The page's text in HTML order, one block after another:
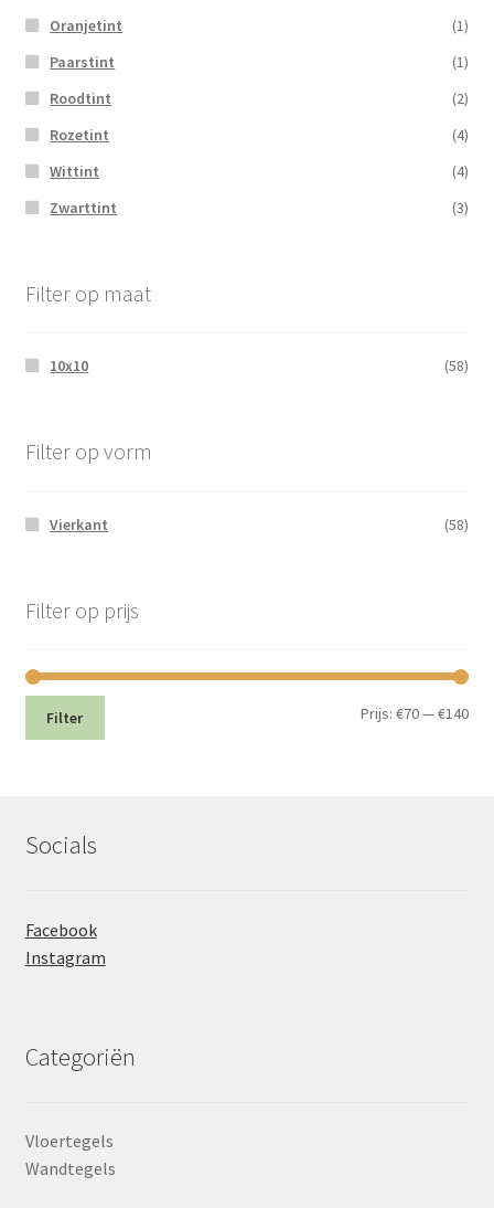
Oranjetint
(1)
Paarstint
(1)
Roodtint
(2)
Rozetint
(4)
Wittint
(4)
Zwarttint
(3)
Filter op maat
10x10 (58)
Filter op vorm
Vierkant (58)
Filter op prijs
Min.
Filter Prijs:€70—€140
Socials
Facebook
Instagram
Categoriën
Vloertegels
Wandtegels